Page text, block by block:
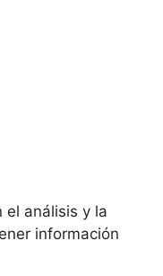
el análisis y la
información